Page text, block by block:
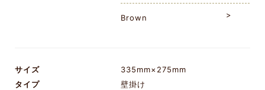
Brown
サイズ
335mm×275mm
タイプ
壁掛け